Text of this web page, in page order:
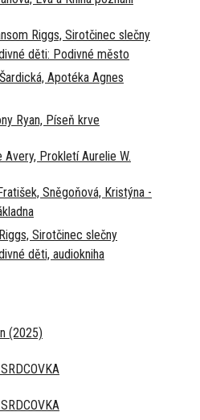
Riggs, Sirotčinec slečny
děti: Podivné město
Apotéka Agnes
Ryan, Píseň krve
Avery, Prokletí Aurelie W.
Sněgoňová, Kristýna -
Sirotčinec slečny
děti, audiokniha
(2025)